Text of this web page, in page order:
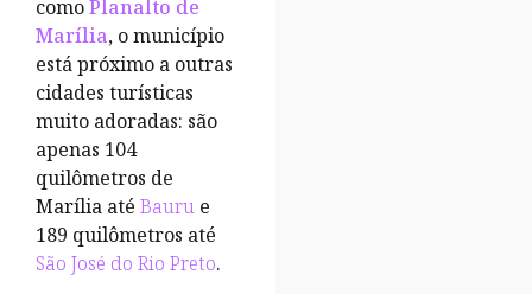
comoPlanalto de
Marília, o município
está próximo a outras
cidades turísticas
muito adoradas: são
apenas 104
quilômetros de
Marília até Bauru e
189 quilômetros até
São José do Rio Preto.